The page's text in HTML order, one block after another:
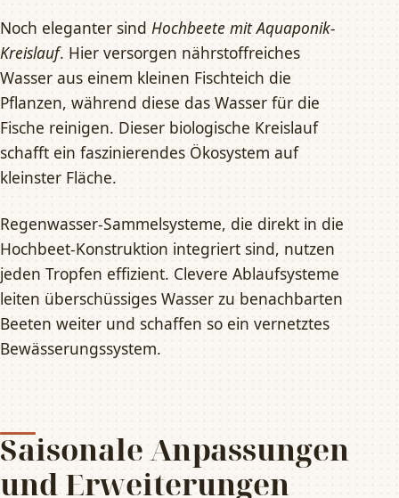
Noch eleganter sind Hochbeete mit Aquaponik-
Kreislauf. Hier versorgen nährstoffreiches
Wasser aus einem kleinen Fischteich die
Pflanzen, während diese das Wasser für die
Fische reinigen. Dieser biologische Kreislauf
schafft ein faszinierendes Ökosystem auf
kleinster Fläche.
Regenwasser-Sammelsysteme, die direkt in die
Hochbeet-Konstruktion integriert sind, nutzen
jeden Tropfen effizient. Clevere Ablaufsysteme
leiten überschüssiges Wasser zu benachbarten
Beeten weiter und schaffen so ein vernetztes
Bewässerungssystem.
Saisonale Anpassungen
und Erweiterungen